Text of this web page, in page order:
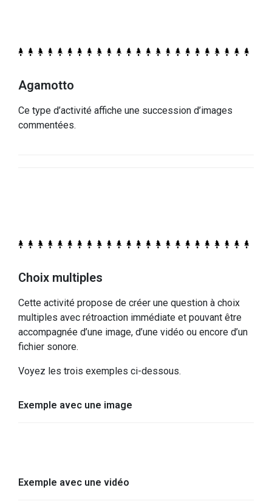
Agamotto
Ce type d’activité affiche une succession d’images
commentées.
Choix multiples
Cette activité propose de créer une question à choix
multiples avec rétroaction immédiate et pouvant être
accompagnée d’une image, d’une vidéo ou encore d’un
fichier sonore.
Voyez les trois exemples ci-dessous.
Exemple avec une image
Exemple avec une vidéo